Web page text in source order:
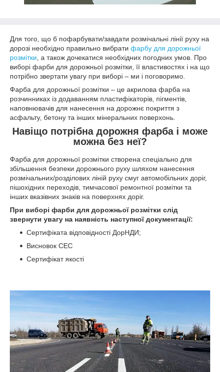
Для того, що б пофарбувати/завдати розмічальні лінії руху на
дорозі необхідно правильно вибрати фарбу для дорожньої
розмітки , а також дочекатися необхідних погодних умов. Про
виборі фарби для дорожньої розмітки, її властивостях і на що
потрібно звертати увагу при виборі – ми і поговоримо.
Фарба для дорожньої розмітки – це акрилова фарба на
розчинниках із додаванням пластифікаторів, пігментів,
наповнювачів для нанесення на дорожнє покриття з
асфальту, бетону та інших мінеральних поверхонь.
Навіщо потрібна дорожня фарба і може
можна без неї?
Фарба для дорожньої розмітки створена спеціально для
збільшення безпеки дорожнього руху шляхом нанесення
розмічальних/розділових ліній руху смуг автомобільних доріг,
пішохідних переходів, тимчасової ремонтної розмітки та
інших вказівних знаків на поверхнях доріг.
При виборі фарби для дорожньої розмітки слід
звернути увагу на наявність наступної документації:
Сертифіката відповідності ДорНДИ;
Висновок СЕС
Сертифікат якості